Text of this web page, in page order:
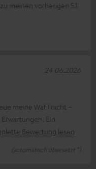
meinen vorherigen 5.1
meine Wahl nicht –
Ein
Bewertung lesen
(automatisch übersetzt *)
24.06.2026